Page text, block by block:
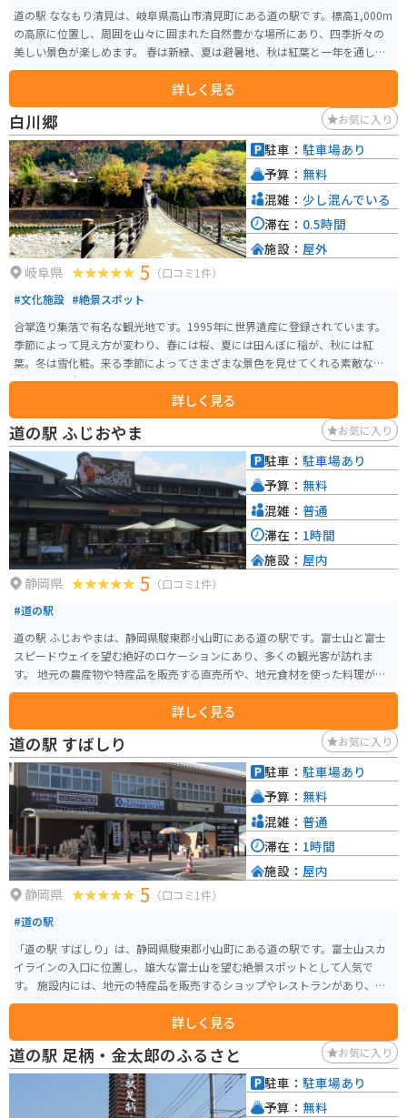
道の駅 ななもり清見は、岐阜県高山市清見町にある道の駅です。標高1,000m
の高原に位置し、周囲を山々に囲まれた自然豊かな場所にあり、四季折々の
美しい景色が楽しめます。 春は新緑、夏は避暑地、秋は紅葉と一年を通して
観光客に人気のスポットです。また、隣接する「飛騨清見高原スキー場」も
あり、冬はウィンタースポーツも楽しめます。 地元の特産品を販売するショ
ップでは、飛騨牛や新鮮な野菜、手作りパンなどが人気です。レストランで
は、地元の食材を使った料理を味わうことができます。 バイクで訪れる際
は、駐車場も広く、休憩場所としても最適です。ただし、山岳地帯のため、
天候の変化に注意が必要です。防寒対策や雨具の準備を忘れずにお出かけく
ださい。 周辺には、温泉施設やキャンプ場などもあり、観光拠点としても便
利です。
詳しく見る
白川郷 お気に入り
岐阜県 5 （口コミ1件）
#文化施設 #絶景スポット
合掌造り集落で有名な観光地です。1995年に世界遺産に登録されています。
季節によって見え方が変わり、春には桜、夏には田んぼに稲が、秋には紅
葉。冬は雪化粧。来る季節によってさまざまな景色を見せてくれる素敵な場
所です。 注意点として、季節の変わり目（5月ごろ）は、桜もなく稲も無いの
で、少し物寂しい感じの景色になります。 そのほか「ひぐらしのなく頃に」
というゲーム作品の聖地であり、作品の中でも一番印象的な場所でもありま
す。
詳しく見る
駐車： 駐車場あり
予算： 無料
混雑： 少し混んでいる
滞在： 0.5時間
施設： 屋外
道の駅 ふじおやま お気に入り
静岡県 5 （口コミ1件）
#道の駅
道の駅 ふじおやまは、静岡県駿東郡小山町にある道の駅です。富士山と富士
スピードウェイを望む絶好のロケーションにあり、多くの観光客が訪れま
す。 地元の農産物や特産品を販売する直売所や、地元食材を使った料理が楽
しめるレストラン、富士山を眺めながらゆったりと過ごせる足湯などがあり
ます。バイクで訪れる場合、広くて駐輪しやすい駐車場があるので安心です。
周辺には、富士スピードウェイや富士サファリパーク、富士山の絶景スポッ
トである「ふじあざみライン」など、観光スポットも充実しています。ふじあ
ざみラインは、富士山スカイラインとも呼ばれる有料道路で、富士山五合目
まで行くことができます。ワインディングロードとしても人気があり、多く
のライダーが訪れます。 道の駅 ふじおやまで休憩がてら、地元のグルメや特
産品を堪能してみてはいかがでしょうか。
詳しく見る
駐車： 駐車場あり
予算： 無料
混雑： 普通
滞在： 1時間
施設： 屋内
道の駅 すばしり お気に入り
静岡県 5 （口コミ1件）
#道の駅
「道の駅 すばしり」は、静岡県駿東郡小山町にある道の駅です。富士山スカ
イラインの入口に位置し、雄大な富士山を望む絶景スポットとして人気で
す。 施設内には、地元の特産品を販売するショップやレストランがあり、富
士山麓の恵みを堪能できます。特に、富士山の湧水を使用した「富士の恵
み」というミネラルウォーターはおすすめです。 バイクで訪れる場合、駐車
場は広く停めやすいので安心です。富士山スカイラインは、ワインディング
ロードが続く絶景ルートなので、ツーリングにも最適です。 周辺には、富士
スピードウェイや富士サファリパークなど、観光スポットも充実しています。
ドライブやツーリングの休憩に、ぜひ「道の駅 すばしり」に立ち寄ってみて
詳しく見る
駐車： 駐車場あり
予算： 無料
混雑： 普通
滞在： 1時間
施設： 屋内
道の駅 足柄・金太郎のふるさと お気に入り
駐車： 駐車場あり
予算： 無料